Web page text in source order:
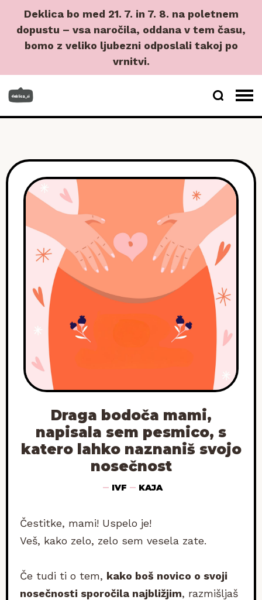
Deklica bo med 21. 7. in 7. 8. na poletnem
dopustu – vsa naročila, oddana v tem času,
bomo z veliko ljubezni odposlali takoj po
vrnitvi.
Draga bodoča mami,
napisala sem pesmico, s
katero lahko naznaniš svojo
nosečnost
IVF KAJA
Čestitke, mami! Uspelo je!
Veš, kako zelo, zelo sem vesela zate.
Če tudi ti o tem, kako boš novico o svoji
nosečnosti sporočila najbližjim, razmišljaš